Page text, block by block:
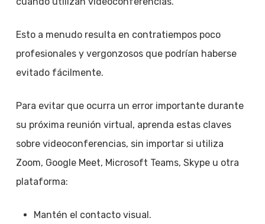
Esto a menudo resulta en contratiempos poco
profesionales y vergonzosos que podrían haberse
evitado fácilmente.
Para evitar que ocurra un error importante durante
su próxima reunión virtual, aprenda estas claves
sobre videoconferencias, sin importar si utiliza
Zoom, Google Meet, Microsoft Teams, Skype u otra
plataforma:
Mantén el contacto visual.